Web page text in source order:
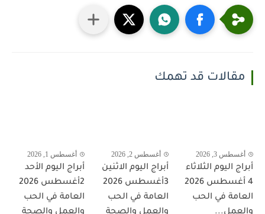
مقالات قد تهمك
أغسطس 3, 2026
أبراج اليوم الثلاثاء
4 أغسطس 2026
العامة في الحب
أغسطس 2, 2026
أبراج اليوم الاثنين
3أغسطس 2026
العامة في الحب
أغسطس 1, 2026
أبراج اليوم الأحد
2أغسطس 2026
العامة في الحب